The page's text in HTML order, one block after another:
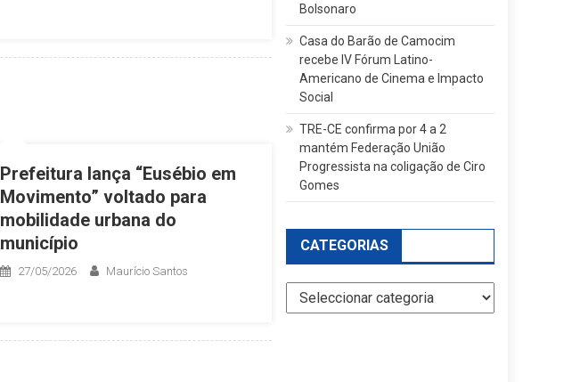
Prefeitura lança “Eusébio em
Movimento” voltado para
mobilidade urbana do
município
27/05/2026 Maurício Santos
Bolsonaro
Casa do Barão de Camocim
recebe IV Fórum Latino-
Americano de Cinema e Impacto
Social
TRE-CE confirma por 4 a 2
mantém Federação União
Progressista na coligação de Ciro
Gomes
CATEGORIAS
Categorias